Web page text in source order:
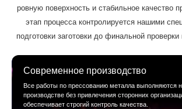
ровную поверхность и стабильное качество
этап процесса контролируется нашими
подготовки заготовки до финальной проверки
Современное производство
Все работы по прессованию металла выполняются
производстве без привлечения сторонних
обеспечивает строгий контроль качества.